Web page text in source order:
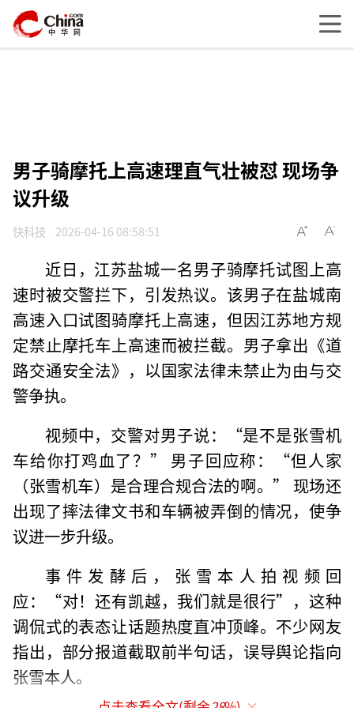
男子骑摩托上高速理直气壮被怼 现场争
议升级
快科技 2026-04-16 08:58:51
近日，江苏盐城一名男子骑摩托试图上高
速时被交警拦下，引发热议。该男子在盐城南
高速入口试图骑摩托上高速，但因江苏地方规
定禁止摩托车上高速而被拦截。男子拿出《道
路交通安全法》，以国家法律未禁止为由与交
警争执。
视频中，交警对男子说：“是不是张雪机
车给你打鸡血了？” 男子回应称：“但人家
（张雪机车）是合理合规合法的啊。” 现场还
出现了摔法律文书和车辆被弄倒的情况，使争
议进一步升级。
事件发酵后，张雪本人拍视频回
应：“对！还有凯越，我们就是很行”，这种
调侃式的表态让话题热度直冲顶峰。不少网友
指出，部分报道截取前半句话，误导舆论指向
张雪本人。